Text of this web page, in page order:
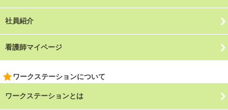
社員紹介
看護師マイページ
ワークステーションについて
ワークステーションとは